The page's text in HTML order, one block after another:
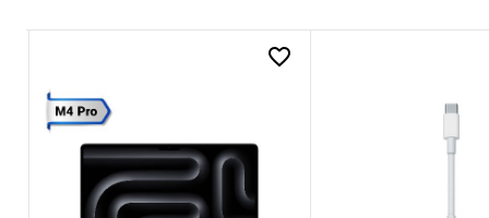
favorite_border